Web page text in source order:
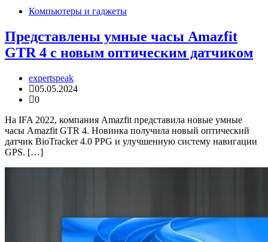
Компьютеры и гаджеты
Представлены умные часы Amazfit
GTR 4 с новым оптическим датчиком
expertspeak
05.05.2024
0
На IFA 2022, компания Amazfit представила новые умные
часы Amazfit GTR 4. Новинка получила новый оптический
датчик BioTracker 4.0 PPG и улучшенную систему навигации
GPS. […]